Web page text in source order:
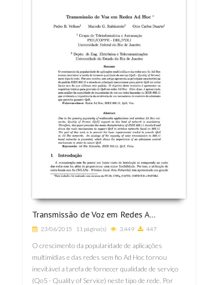
Transmissão de Voz em Redes A...
23/06/2015 11 página(s) 3.449 447
O crescimento da popularidade de aplicações
multimídias e das redes sem fio Ad Hoc tornou
inevitável a tarefa de fornecer qualidade de serviço
(QoS - Quality of Service) neste tipo de rede. Por